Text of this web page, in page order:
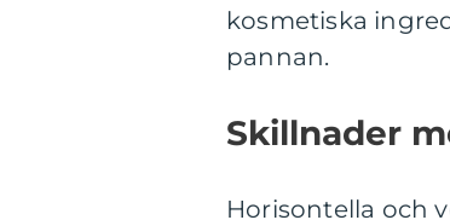
kosmetiska
pannan.
Skillnader
Horisontella och